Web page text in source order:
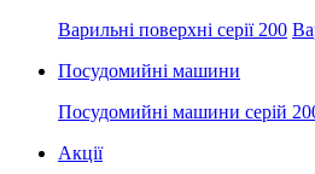
Варильні поверхні серії 200
Посудомийні машини
Посудомийні машини серій
Акції